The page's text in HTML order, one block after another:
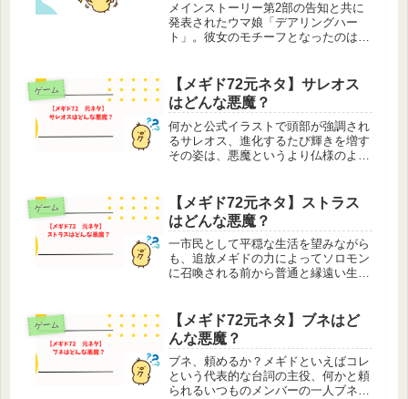
メインストーリー第2部の告知と共に
発表されたウマ娘「デアリングハー
ト」。彼女のモチーフとなったのはラ
ックを戦い抜き、引退後は「史上初の
無敗牝馬三冠」を達成する名馬の祖母
と...
ゲーム
【メギド72元ネタ】サレオス
はどんな悪魔？
何かと公式イラストで頭部が強調され
るサレオス、進化するたび輝きを増す
その姿は、悪魔というより仏様のよう
だったら似たような宗教があるんじゃ
ないか？でも本人の仕事は渡し守、そ
し...
ゲーム
【メギド72元ネタ】ストラス
はどんな悪魔？
一市民として平穏な生活を望みながら
も、追放メギドの力によってソロモン
に召喚される前から普通と縁遠い生活
国の騎士団にスカウトされるという、
人によっては羨ましいエリート街道を
進...
ゲーム
【メギド72元ネタ】ブネはど
んな悪魔？
ブネ、頼めるか？メギドといえばコレ
という代表的な台詞の主役、何かと頼
られるいつものメンバーの一人ブネ。